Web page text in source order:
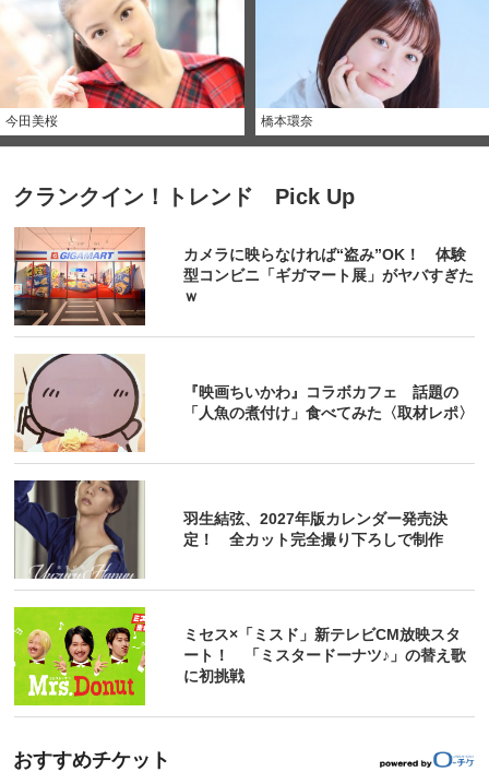
今田美桜 橋本環奈
クランクイン！トレンド Pick Up
カメラに映らなければ“盗み”OK！ 体験
型コンビニ「ギガマート展」がヤバすぎた
ｗ
『映画ちいかわ』コラボカフェ 話題の
「人魚の煮付け」食べてみた〈取材レポ〉
羽生結弦、2027年版カレンダー発売決
定！ 全カット完全撮り下ろしで制作
ミセス×「ミスド」新テレビCM放映スタ
ート！ 「ミスタードーナツ♪」の替え歌
に初挑戦
おすすめチケット